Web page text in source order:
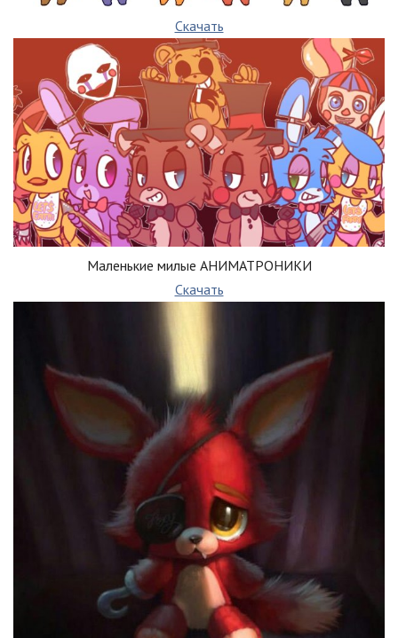
Скачать
Маленькие милые АНИМАТРОНИКИ
Скачать